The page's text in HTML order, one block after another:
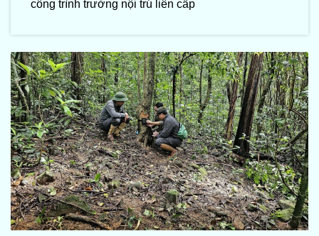
công trình trường nội trú liên cấp